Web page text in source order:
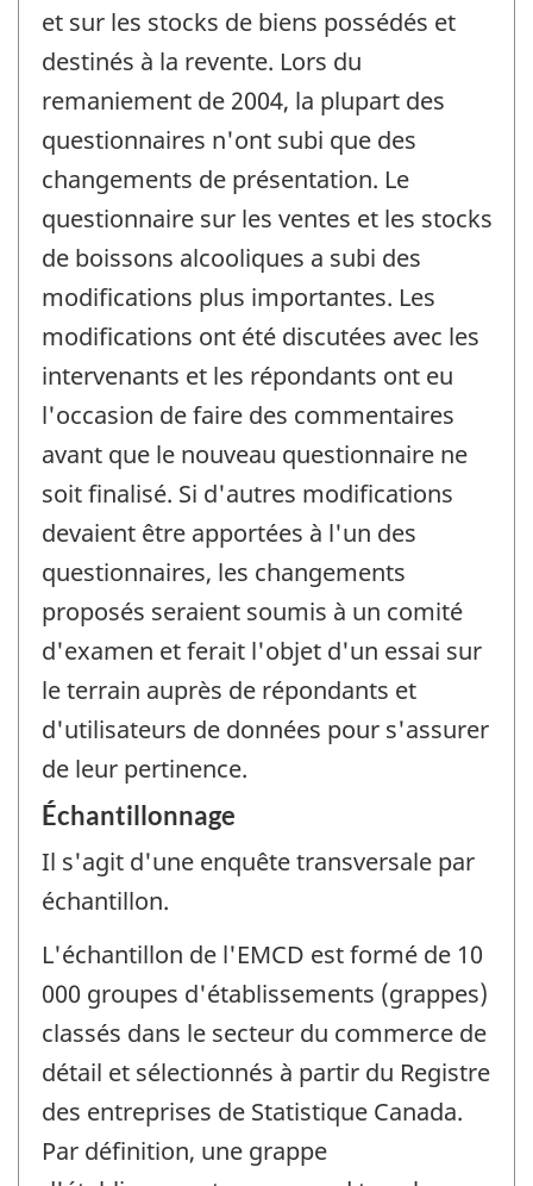
et sur les stocks de biens possédés et
destinés à la revente. Lors du
remaniement de 2004, la plupart des
questionnaires n'ont subi que des
changements de présentation. Le
questionnaire sur les ventes et les stocks
de boissons alcooliques a subi des
modifications plus importantes. Les
modifications ont été discutées avec les
intervenants et les répondants ont eu
l'occasion de faire des commentaires
avant que le nouveau questionnaire ne
soit finalisé. Si d'autres modifications
devaient être apportées à l'un des
questionnaires, les changements
proposés seraient soumis à un comité
d'examen et ferait l'objet d'un essai sur
le terrain auprès de répondants et
d'utilisateurs de données pour s'assurer
de leur pertinence.
Échantillonnage
Il s'agit d'une enquête transversale par
échantillon.
L'échantillon de l'EMCD est formé de 10
000 groupes d'établissements (grappes)
classés dans le secteur du commerce de
détail et sélectionnés à partir du Registre
des entreprises de Statistique Canada.
Par définition, une grappe